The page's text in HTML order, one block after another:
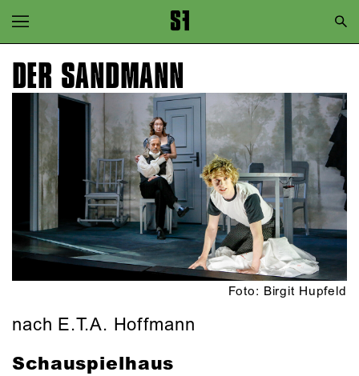
Zur Hauptnavigation springen
Zum Hauptinhalt springen
Zum Footer springen
DER SANDMANN
Foto: Birgit Hupfeld
nach E.T.A. Hoffmann
Schauspielhaus